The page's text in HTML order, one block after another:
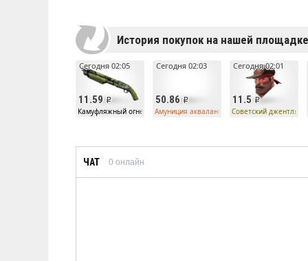
История покупок на нашей площадке
11.59
Сегодня 02:05
Камуфляжный огнестрел Дробовик (Поношенное)
50.86
Сегодня 02:03
Амуниция аквалангиста странного типа
11.5
Сегодня 02:01
Советский
ЧАТ 0 онлайн